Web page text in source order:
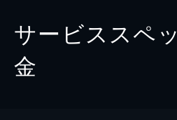
サービススペ
金